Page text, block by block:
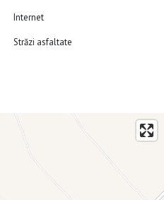
Internet
Străzi asfaltate